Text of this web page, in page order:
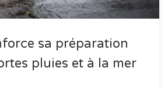
sa préparation
pluies et à la mer